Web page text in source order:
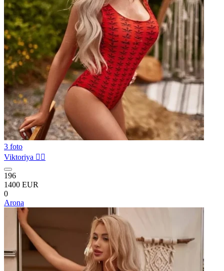
3 foto
Viktoriya ❤️‍🔥
196
1400 EUR
0
Arona